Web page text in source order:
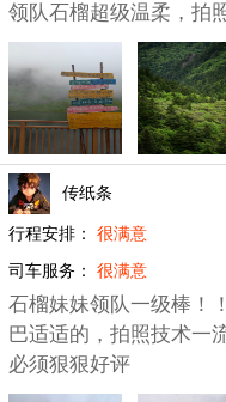
领队石榴超级温柔，拍
传纸条
行程安排：很满意
司车服务：很满意
石榴妹妹领队一级棒！
巴适适的，拍照技术一
必须狠狠好评